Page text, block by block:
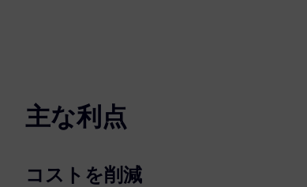
主な利点
コストを削減